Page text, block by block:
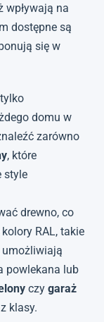
wpływają na
dostępne są
się w
domu w
zarówno
, które
style
drewno, co
RAL, takie
umożliwiają
powlekana lub
czy garaż
klasy.